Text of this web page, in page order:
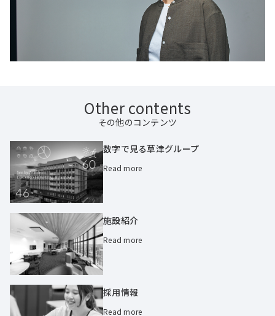
Other contents
その他のコンテンツ
数字で見る草津グループ
Read more
施設紹介
Read more
採用情報
Read more